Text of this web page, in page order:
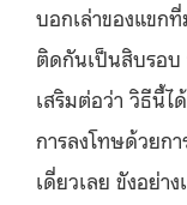
บอกเล่าของแขกที่
ติดกันเป็นสิบรอบ
เสริมต่อว่า วิธีนี้ไ
การลงโทษด้วยก
เดี่ยวเลย ขังอย่าง